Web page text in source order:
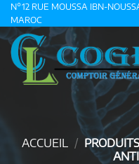
Passer
au
contenu
N°12 RUE MOUSSA IBN-
MAROC
ACCUEIL /